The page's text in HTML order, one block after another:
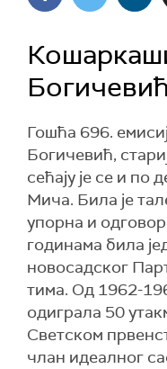
Богичевић
Гошћа 696.
Богичевић,
сећају је се и по
Мича. Била је
упорна и
годинама била
новосадског
тима. Од 1962-
одиграла 50
Светском
члан идеалног